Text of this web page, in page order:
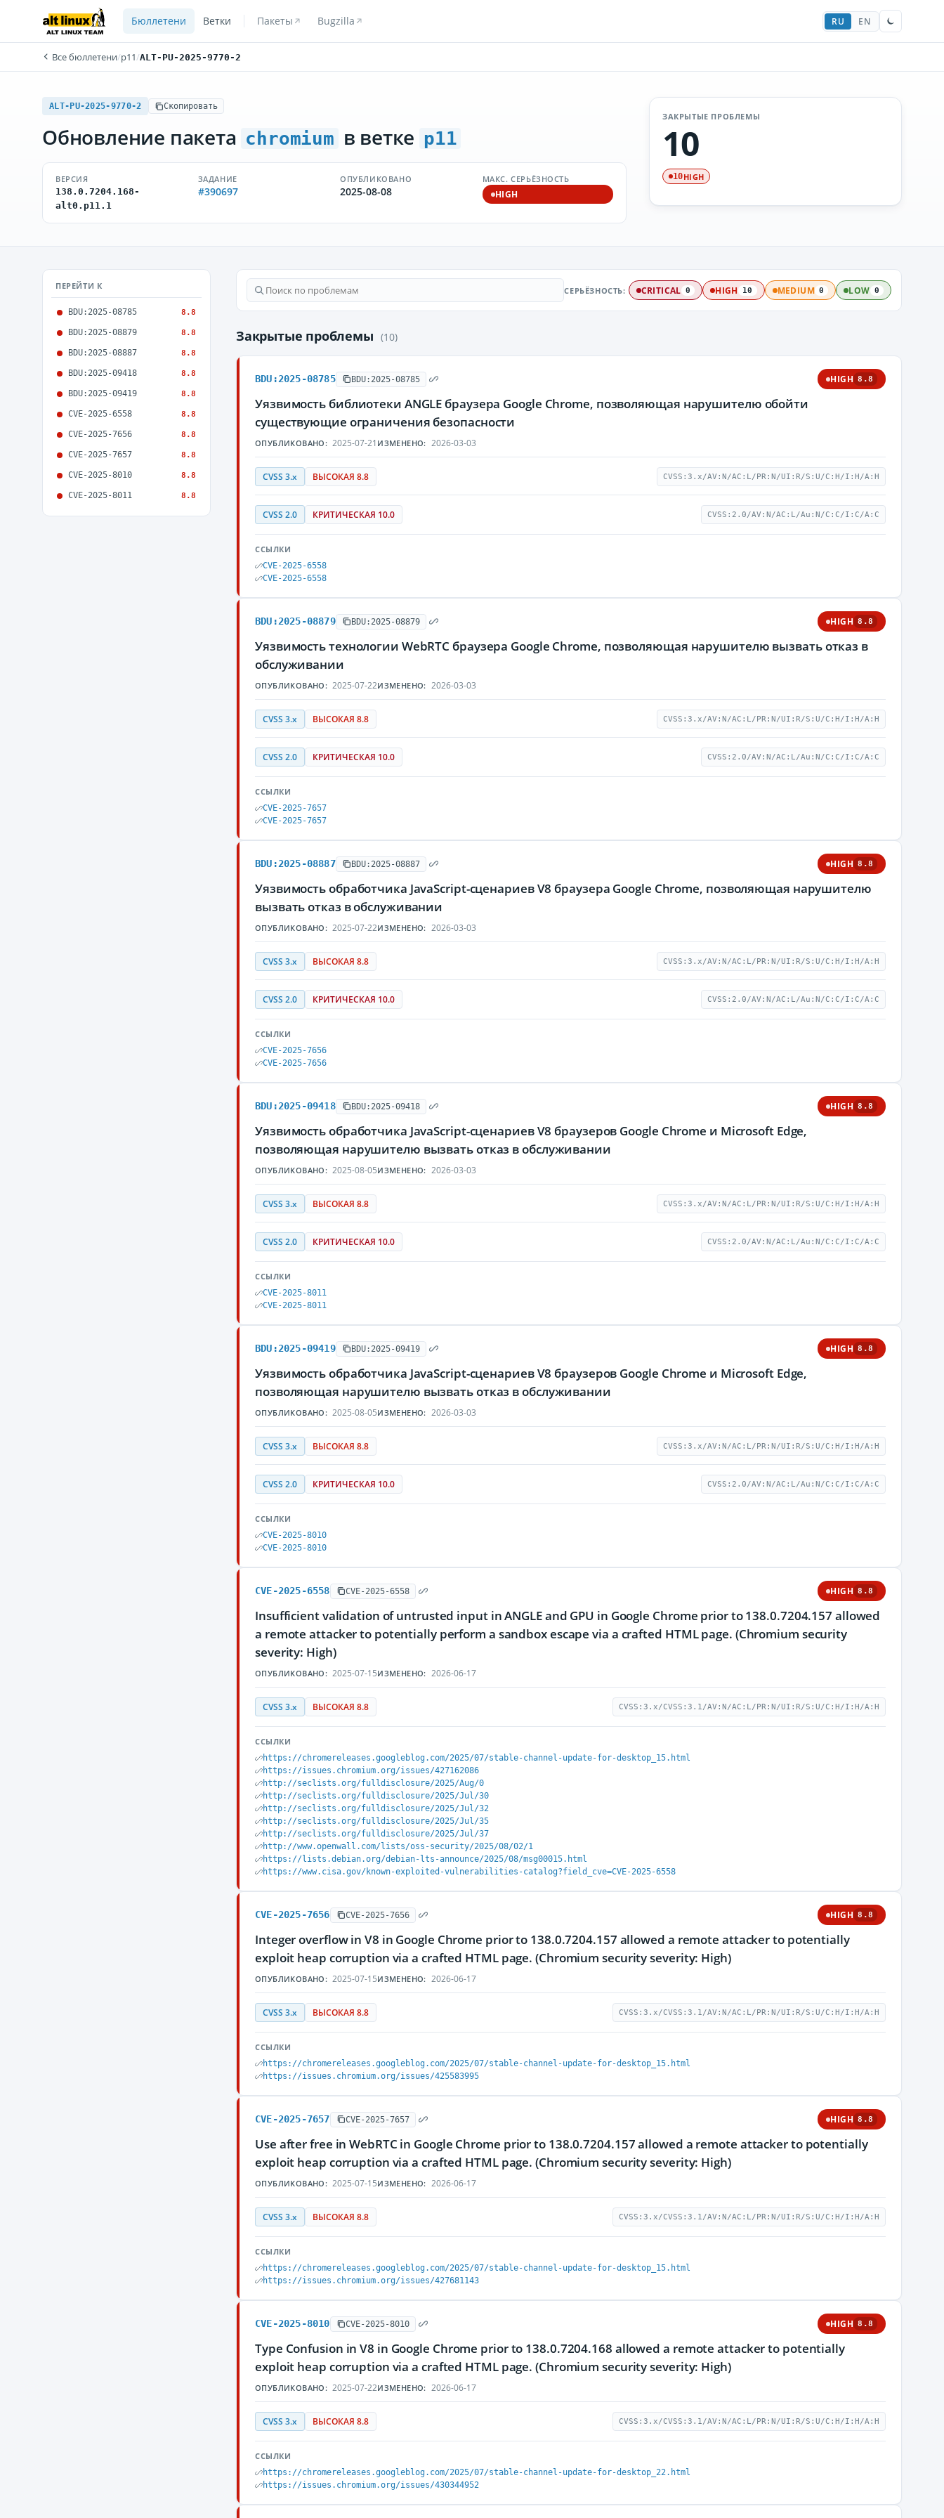
Бюллетени Ветки Пакеты Bugzilla RU EN
Все бюллетени/p11/ALT-PU-2025-9770-2
ALT-PU-2025-9770-2 Скопировать
Обновление пакета chromium в ветке p11
ВЕРСИЯ
138.0.7204.168-
alt0.p11.1
ЗАДАНИЕ
#390697
ОПУБЛИКОВАНО
2025-08-08
МАКС. СЕРЬЁЗНОСТЬ
HIGH
ЗАКРЫТЫЕ ПРОБЛЕМЫ
10
10HIGH
ПЕРЕЙТИ К
BDU:2025-08785 8.8
BDU:2025-08879 8.8
BDU:2025-08887 8.8
BDU:2025-09418 8.8
BDU:2025-09419 8.8
CVE-2025-6558 8.8
CVE-2025-7656 8.8
CVE-2025-7657 8.8
CVE-2025-8010 8.8
CVE-2025-8011 8.8
СЕРЬЁЗНОСТЬ: CRITICAL 0 HIGH 10 MEDIUM 0 LOW 0
Закрытые проблемы (10)
BDU:2025-08785 BDU:2025-08785 HIGH 8.8
Уязвимость библиотеки ANGLE браузера Google Chrome, позволяющая нарушителю обойти
существующие ограничения безопасности
ОПУБЛИКОВАНО: 2025-07-21 ИЗМЕНЕНО: 2026-03-03
CVSS 3.x ВЫСОКАЯ 8.8 CVSS:3.x/AV:N/AC:L/PR:N/UI:R/S:U/C:H/I:H/A:H
CVSS 2.0 КРИТИЧЕСКАЯ 10.0 CVSS:2.0/AV:N/AC:L/Au:N/C:C/I:C/A:C
ССЫЛКИ
CVE-2025-6558
CVE-2025-6558
BDU:2025-08879 BDU:2025-08879 HIGH 8.8
Уязвимость технологии WebRTC браузера Google Chrome, позволяющая нарушителю вызвать отказ в
обслуживании
ОПУБЛИКОВАНО: 2025-07-22ИЗМЕНЕНО: 2026-03-03
CVSS 3.x ВЫСОКАЯ 8.8 CVSS:3.x/AV:N/AC:L/PR:N/UI:R/S:U/C:H/I:H/A:H
CVSS 2.0 КРИТИЧЕСКАЯ 10.0 CVSS:2.0/AV:N/AC:L/Au:N/C:C/I:C/A:C
ССЫЛКИ
CVE-2025-7657
CVE-2025-7657
BDU:2025-08887 BDU:2025-08887 HIGH 8.8
Уязвимость обработчика JavaScript-сценариев V8 браузера Google Chrome, позволяющая нарушителю
вызвать отказ в обслуживании
ОПУБЛИКОВАНО: 2025-07-22ИЗМЕНЕНО: 2026-03-03
CVSS 3.x ВЫСОКАЯ 8.8 CVSS:3.x/AV:N/AC:L/PR:N/UI:R/S:U/C:H/I:H/A:H
CVSS 2.0 КРИТИЧЕСКАЯ 10.0 CVSS:2.0/AV:N/AC:L/Au:N/C:C/I:C/A:C
ССЫЛКИ
CVE-2025-7656
CVE-2025-7656
BDU:2025-09418 BDU:2025-09418 HIGH 8.8
Уязвимость обработчика JavaScript-сценариев V8 браузеров Google Chrome и Microsoft Edge,
позволяющая нарушителю вызвать отказ в обслуживании
ОПУБЛИКОВАНО: 2025-08-05ИЗМЕНЕНО: 2026-03-03
CVSS 3.x ВЫСОКАЯ 8.8 CVSS:3.x/AV:N/AC:L/PR:N/UI:R/S:U/C:H/I:H/A:H
CVSS 2.0 КРИТИЧЕСКАЯ 10.0 CVSS:2.0/AV:N/AC:L/Au:N/C:C/I:C/A:C
ССЫЛКИ
CVE-2025-8011
CVE-2025-8011
BDU:2025-09419 BDU:2025-09419 HIGH 8.8
Уязвимость обработчика JavaScript-сценариев V8 браузеров Google Chrome и Microsoft Edge,
позволяющая нарушителю вызвать отказ в обслуживании
ОПУБЛИКОВАНО: 2025-08-05ИЗМЕНЕНО: 2026-03-03
CVSS 3.x ВЫСОКАЯ 8.8 CVSS:3.x/AV:N/AC:L/PR:N/UI:R/S:U/C:H/I:H/A:H
CVSS 2.0 КРИТИЧЕСКАЯ 10.0 CVSS:2.0/AV:N/AC:L/Au:N/C:C/I:C/A:C
ССЫЛКИ
CVE-2025-8010
CVE-2025-8010
CVE-2025-6558 CVE-2025-6558 HIGH 8.8
Insufficient validation of untrusted input in ANGLE and GPU in Google Chrome prior to 138.0.7204.157 allowed
a remote attacker to potentially perform a sandbox escape via a crafted HTML page. (Chromium security
severity: High)
ОПУБЛИКОВАНО: 2025-07-15ИЗМЕНЕНО: 2026-06-17
CVSS 3.x ВЫСОКАЯ 8.8 CVSS:3.x/CVSS:3.1/AV:N/AC:L/PR:N/UI:R/S:U/C:H/I:H/A:H
ССЫЛКИ
https://chromereleases.googleblog.com/2025/07/stable-channel-update-for-desktop_15.html
https://issues.chromium.org/issues/427162086
http://seclists.org/fulldisclosure/2025/Aug/0
http://seclists.org/fulldisclosure/2025/Jul/30
http://seclists.org/fulldisclosure/2025/Jul/32
http://seclists.org/fulldisclosure/2025/Jul/35
http://seclists.org/fulldisclosure/2025/Jul/37
http://www.openwall.com/lists/oss-security/2025/08/02/1
https://lists.debian.org/debian-lts-announce/2025/08/msg00015.html
https://www.cisa.gov/known-exploited-vulnerabilities-catalog?field_cve=CVE-2025-6558
CVE-2025-7656 CVE-2025-7656 HIGH 8.8
Integer overflow in V8 in Google Chrome prior to 138.0.7204.157 allowed a remote attacker to potentially
exploit heap corruption via a crafted HTML page. (Chromium security severity: High)
ОПУБЛИКОВАНО: 2025-07-15ИЗМЕНЕНО: 2026-06-17
CVSS 3.x ВЫСОКАЯ 8.8 CVSS:3.x/CVSS:3.1/AV:N/AC:L/PR:N/UI:R/S:U/C:H/I:H/A:H
ССЫЛКИ
https://chromereleases.googleblog.com/2025/07/stable-channel-update-for-desktop_15.html
https://issues.chromium.org/issues/425583995
CVE-2025-7657 CVE-2025-7657 HIGH 8.8
Use after free in WebRTC in Google Chrome prior to 138.0.7204.157 allowed a remote attacker to potentially
exploit heap corruption via a crafted HTML page. (Chromium security severity: High)
ОПУБЛИКОВАНО: 2025-07-15ИЗМЕНЕНО: 2026-06-17
CVSS 3.x ВЫСОКАЯ 8.8 CVSS:3.x/CVSS:3.1/AV:N/AC:L/PR:N/UI:R/S:U/C:H/I:H/A:H
ССЫЛКИ
https://chromereleases.googleblog.com/2025/07/stable-channel-update-for-desktop_15.html
https://issues.chromium.org/issues/427681143
CVE-2025-8010 CVE-2025-8010 HIGH 8.8
Type Confusion in V8 in Google Chrome prior to 138.0.7204.168 allowed a remote attacker to potentially
exploit heap corruption via a crafted HTML page. (Chromium security severity: High)
ОПУБЛИКОВАНО: 2025-07-22ИЗМЕНЕНО: 2026-06-17
CVSS 3.x ВЫСОКАЯ 8.8 CVSS:3.x/CVSS:3.1/AV:N/AC:L/PR:N/UI:R/S:U/C:H/I:H/A:H
ССЫЛКИ
https://chromereleases.googleblog.com/2025/07/stable-channel-update-for-desktop_22.html
https://issues.chromium.org/issues/430344952